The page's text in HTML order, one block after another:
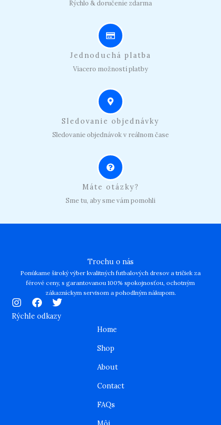
Rýchlo & doručenie zdarma
Jednoduchá platba
Viacero možností platby
Sledovanie objednávky
Sledovanie objednávok v reálnom čase
Máte otázky?
Sme tu, aby sme vám pomohli
Trochu o nás
Ponúkame široký výber kvalitných futbalových dresov a tričiek za
férové ceny, s garantovanou 100% spokojnosťou, ochotným
zákazníckym servisom a pohodlným nákupom.
I
n
s
F
a
c
T
w
i
Rýchle odkazy
Home
Shop
About
Contact
FAQs
Môj